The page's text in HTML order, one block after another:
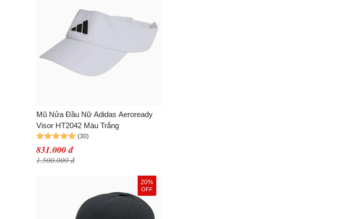
Mũ Nửa Đầu Nữ Adidas Aeroready
Visor HT2042 Màu Trắng
831.000 đ
1.500.000 đ
20%
OFF